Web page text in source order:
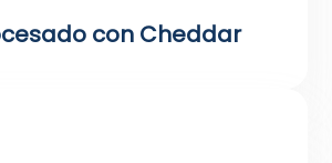
con Cheddar